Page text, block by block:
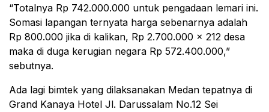
“Totalnya Rp 742.000.000 untuk pengadaan lemari ini.
Somasi lapangan ternyata harga sebenarnya adalah
Rp 800.000 jika di kalikan, Rp 2.700.000 x 212 desa
maka di duga kerugian negara Rp 572.400.000,”
sebutnya.
Ada lagi bimtek yang dilaksanakan Medan tepatnya di
Grand Kanaya Hotel Jl. Darussalam No.12 Sei